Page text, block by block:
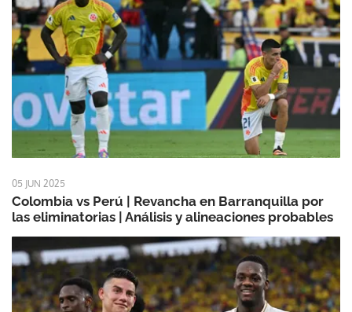
05 JUN 2025
Colombia vs Perú | Revancha en Barranquilla por
las eliminatorias | Análisis y alineaciones probables